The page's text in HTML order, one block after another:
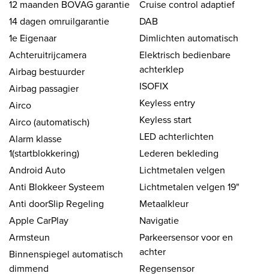
12 maanden BOVAG garantie
14 dagen omruilgarantie
1e Eigenaar
Achteruitrijcamera
Airbag bestuurder
Airbag passagier
Airco
Airco (automatisch)
Alarm klasse
1(startblokkering)
Android Auto
Anti Blokkeer Systeem
Anti doorSlip Regeling
Apple CarPlay
Armsteun
Binnenspiegel automatisch
dimmend
Cruise control adaptief
DAB
Dimlichten automatisch
Elektrisch bedienbare
achterklep
ISOFIX
Keyless entry
Keyless start
LED achterlichten
Lederen bekleding
Lichtmetalen velgen
Lichtmetalen velgen 19"
Metaalkleur
Navigatie
Parkeersensor voor en
achter
Regensensor